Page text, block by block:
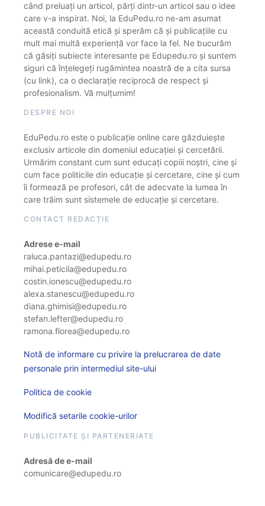
când preluați un articol, părți dintr-un articol sau o idee
care v-a inspirat. Noi, la EduPedu.ro ne-am asumat
această conduită etică și sperăm că și publicațiile cu
mult mai multă experiență vor face la fel. Ne bucurăm
că găsiți subiecte interesante pe Edupedu.ro și suntem
siguri că înțelegeți rugămintea noastră de a cita sursa
(cu link), ca o declarație reciprocă de respect și
profesionalism. Vă mulțumim!
DESPRE NOI
EduPedu.ro este o publicație online care găzduiește
exclusiv articole din domeniul educației și cercetării.
Urmărim constant cum sunt educați copiii noștri, cine și
cum face politicile din educație și cercetare, cine și cum
îi formează pe profesori, cât de adecvate la lumea în
care trăim sunt sistemele de educație și cercetare.
CONTACT REDACȚIE
Adrese e-mail
raluca.pantazi@edupedu.ro
mihai.peticila@edupedu.ro
costin.ionescu@edupedu.ro
alexa.stanescu@edupedu.ro
diana.ghimisi@edupedu.ro
stefan.lefter@edupedu.ro
ramona.florea@edupedu.ro
Notă de informare cu privire la prelucrarea de date
personale prin intermediul site-ului
Politica de cookie
Modifică setarile cookie-urilor
PUBLICITATE ȘI PARTENERIATE
Adresă de e-mail
comunicare@edupedu.ro